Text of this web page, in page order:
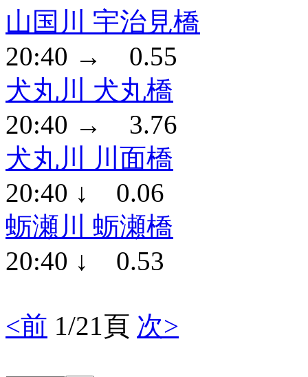
山国川 宇治見橋
20:40 → 0.55
犬丸川 犬丸橋
20:40 → 3.76
犬丸川 川面橋
20:40 ↓ 0.06
蛎瀬川 蛎瀬橋
20:40 ↓ 0.53
<前 1/21頁 次>